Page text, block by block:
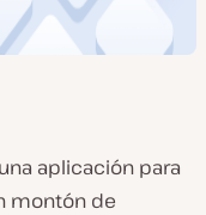
aplicación para
montón de